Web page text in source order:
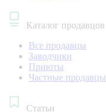
Каталог продавцов
Все продавцы
Заводчики
Приюты
Частные продавцы
Статьи